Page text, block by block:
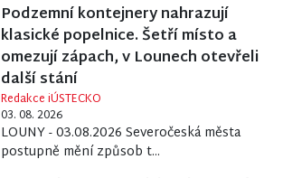
Podzemní kontejnery nahrazují
klasické popelnice. Šetří místo a
omezují zápach, v Lounech otevřeli
další stání
Redakce iÚSTECKO
03. 08. 2026
LOUNY - 03.08.2026 Severočeská města
postupně mění způsob t...